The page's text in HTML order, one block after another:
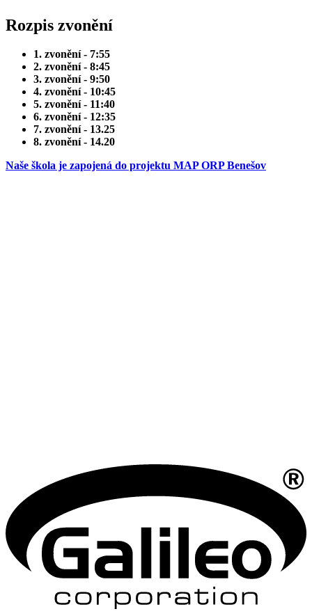
Rozpis zvonění
1. zvonění - 7:55
2. zvonění - 8:45
3. zvonění - 9:50
4. zvonění - 10:45
5. zvonění - 11:40
6. zvonění - 12:35
7. zvonění - 13.25
8. zvonění - 14.20
Naše škola je zapojená do projektu MAP ORP Benešov